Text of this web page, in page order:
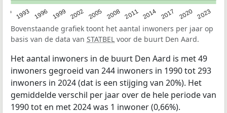
1993 1996 1999 2002 2005 2008 2011 2014 2017 2020 2023
Bovenstaande grafiek toont het aantal inwoners per jaar op
basis van de data van STATBEL voor de buurt Den Aard.
Het aantal inwoners in de buurt Den Aard is met 49
inwoners gegroeid van 244 inwoners in 1990 tot 293
inwoners in 2024 (dat is een stijging van 20%). Het
gemiddelde verschil per jaar over de hele periode van
1990 tot en met 2024 was 1 inwoner (0,66%).